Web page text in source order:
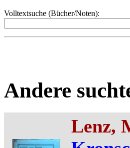
Volltextsuche (Bücher/Noten):
Andere
Lenz,